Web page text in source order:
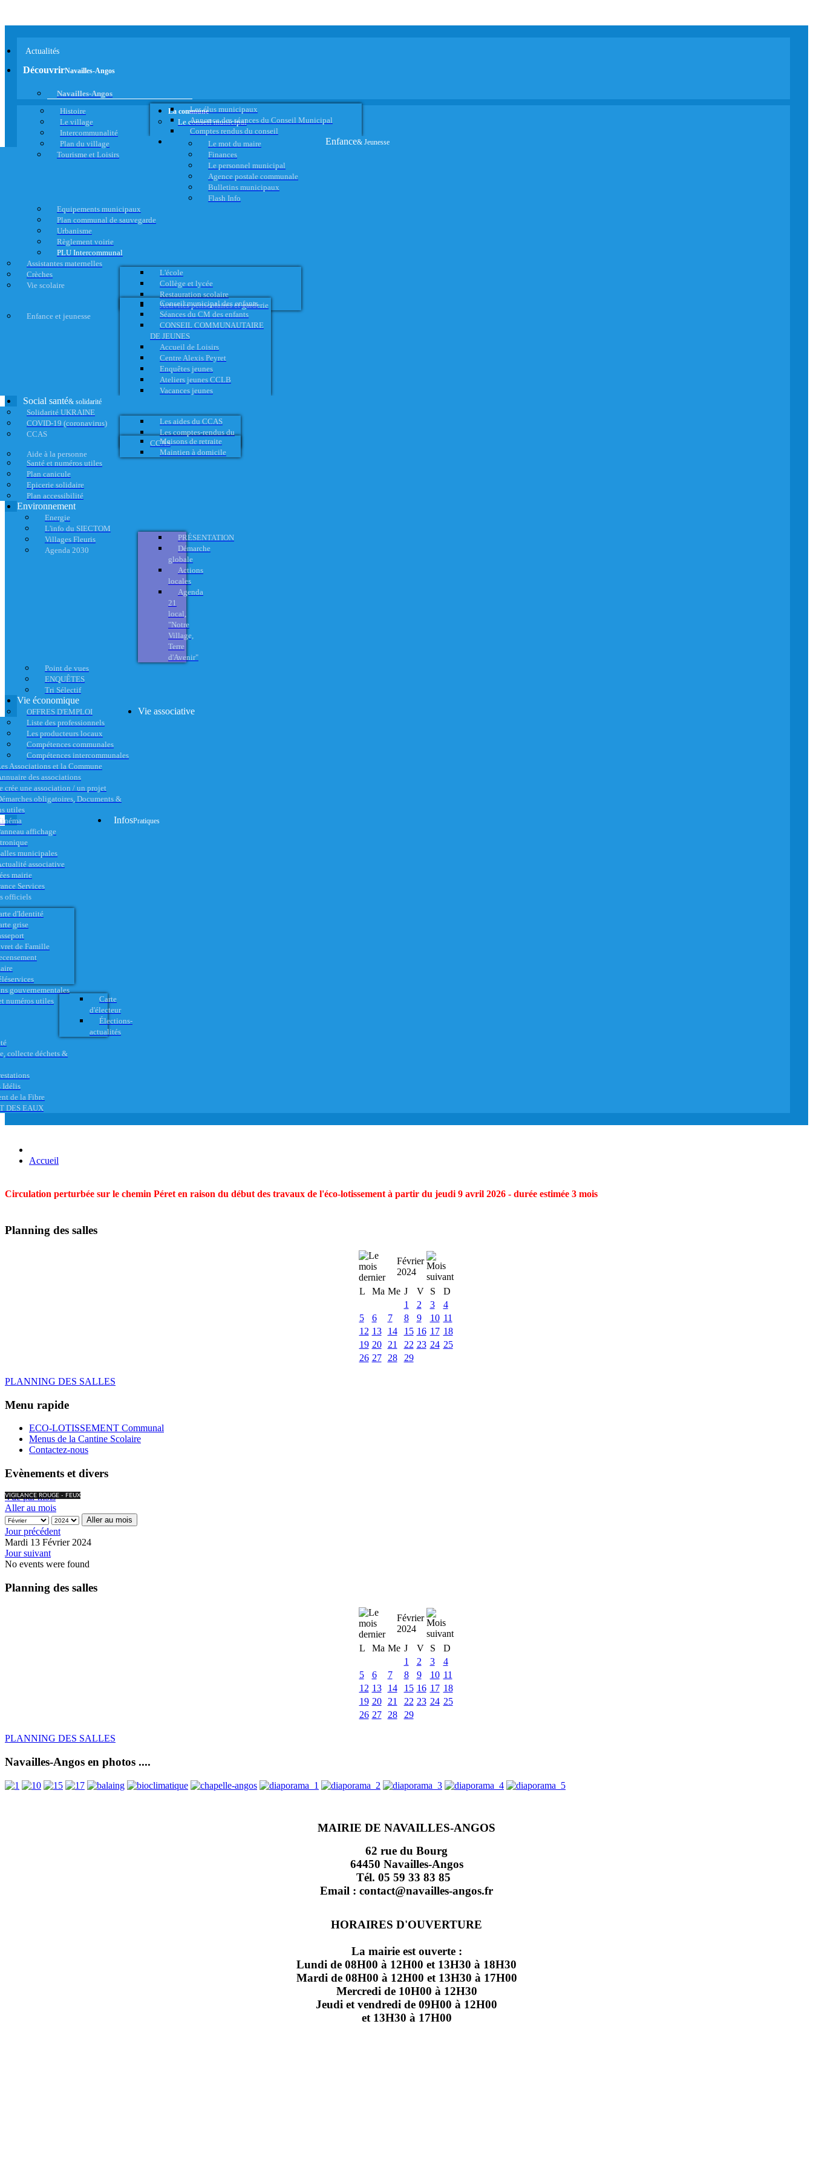
Actualités
DécouvrirNavailles-Angos
Navailles-Angos
Histoire
Le village
Intercommunalité
Plan du village
Tourisme et Loisirs
La commune
Le conseil municipal
Les élus municipaux
Annonce des séances du Conseil Municipal
Comptes rendus du conseil
Le mot du maire
Finances
Le personnel municipal
Agence postale communale
Bulletins municipaux
Flash Info
Equipements municipaux
Plan communal de sauvegarde
Urbanisme
Règlement voirie
PLU Intercommunal
Enfance& Jeunesse
Assistantes maternelles
Crèches
Vie scolaire
L'école
Collège et lycée
Restauration scolaire
Activités périscolaires et garderie
Enfance et jeunesse
Conseil municipal des enfants
Séances du CM des enfants
CONSEIL COMMUNAUTAIRE
DE JEUNES
Accueil de Loisirs
Centre Alexis Peyret
Enquêtes jeunes
Ateliers jeunes CCLB
Vacances jeunes
Social santé& solidarité
Solidarité UKRAINE
COVID-19 (coronavirus)
CCAS
Les aides du CCAS
Les comptes-rendus du
CCAS
Aide à la personne
Maisons de retraite
Maintien à domicile
Santé et numéros utiles
Plan canicule
Epicerie solidaire
Plan accessibilité
Environnement
Energie
L'info du SIECTOM
Villages Fleuris
Agenda 2030
PRÉSENTATION
Démarche
globale
Actions
locales
Agenda
21
local,
"Notre
Village,
Terre
d'Avenir"
Point de vues
ENQUÊTES
Tri Sélectif
Vie économique
OFFRES D'EMPLOI
Liste des professionnels
Les producteurs locaux
Compétences communales
Compétences intercommunales
Vie associative
Associations et la Commune
des associations
crée une association / un projet
obligatoires, Documents &
utiles
affichage
municipales
associative
InfosPratiques
mairie
Services
officiels
d'Identité
grise
de Famille
gouvernementales
numéros utiles
Carte
d'électeur
Élections-
actualités
collecte déchets &
Idélis
de la Fibre
DES EAUX
Accueil
Circulation perturbée sur le chemin Péret en raison du début des travaux de l'éco-lotissement à partir du jeudi 9 avril 2026 - durée estimée 3 mois
Planning des salles
Février
2024
L
Ma Me J V S
D
1
2 3
4
5
6 7 8 9 10 11
12 13 14 15 16 17 18
19 20 21 22 23 24 25
26 27 28 29
PLANNING DES SALLES
Menu rapide
ECO-LOTISSEMENT Communal
Menus de la Cantine Scolaire
Contactez-nous
Evènements et divers
VIGILANCE ROUGE - FEUX
Vue par mois
Aller au mois
Aller au mois
Jour précédent
Mardi 13 Février 2024
Jour suivant
No events were found
Planning des salles
Février
2024
L
Ma Me J V S
D
1
2 3
4
5
6 7 8 9 10 11
12 13 14 15 16 17 18
19 20 21 22 23 24 25
26 27 28 29
PLANNING DES SALLES
Navailles-Angos en photos ....
MAIRIE DE NAVAILLES-ANGOS
62 rue du Bourg
64450 Navailles-Angos
Tél. 05 59 33 83 85
Email : contact@navailles-angos.fr
HORAIRES D'OUVERTURE
La mairie est ouverte :
Lundi de 08H00 à 12H00 et 13H30 à 18H30
Mardi de 08H00 à 12H00 et 13H30 à 17H00
Mercredi de 10H00 à 12H30
Jeudi et vendredi de 09H00 à 12H00
et 13H30 à 17H00